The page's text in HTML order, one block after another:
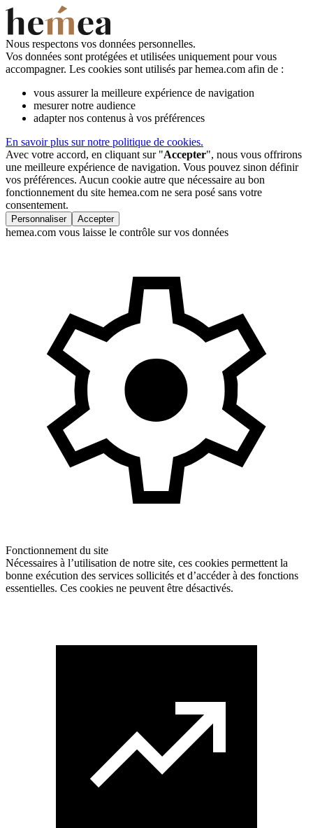
Nous respectons vos données personnelles.
Vos données sont protégées et utilisées uniquement pour vous
accompagner. Les cookies sont utilisés par hemea.com afin de :
vous assurer la meilleure expérience de navigation
mesurer notre audience
adapter nos contenus à vos préférences
En savoir plus sur notre politique de cookies.
Avec votre accord, en cliquant sur "Accepter", nous vous offrirons
une meilleure expérience de navigation. Vous pouvez sinon définir
vos préférences. Aucun cookie autre que nécessaire au bon
fonctionnement du site hemea.com ne sera posé sans votre
consentement.
Personnaliser Accepter
hemea.com vous laisse le contrôle sur vos données
Fonctionnement du site
Nécessaires à l’utilisation de notre site, ces cookies permettent la
bonne exécution des services sollicités et d’accéder à des fonctions
essentielles. Ces cookies ne peuvent être désactivés.